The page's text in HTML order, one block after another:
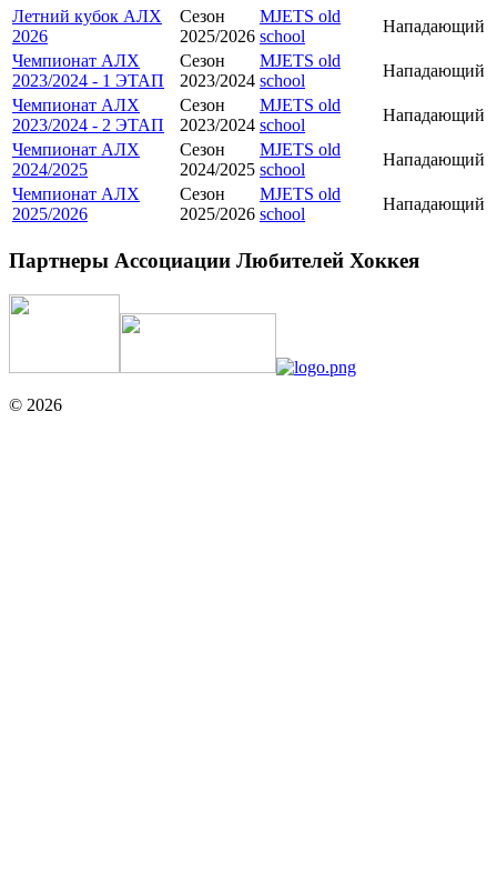
Летний кубок АЛХ
2026
Сезон
2025/2026
MJETS old
school
Нападающий
Чемпионат АЛХ
2023/2024 - 1 ЭТАП
Сезон
2023/2024
MJETS old
school
Нападающий
Чемпионат АЛХ
2023/2024 - 2 ЭТАП
Сезон
2023/2024
MJETS old
school
Нападающий
Чемпионат АЛХ
2024/2025
Сезон
2024/2025
MJETS old
school
Нападающий
Чемпионат АЛХ
2025/2026
Сезон
2025/2026
MJETS old
school
Нападающий
Партнеры Ассоциации Любителей Хоккея
© 2026